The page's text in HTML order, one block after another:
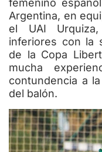
Argentina, en
el UAI
inferiores con la
de la Copa
mucha
contundencia a
del balón.